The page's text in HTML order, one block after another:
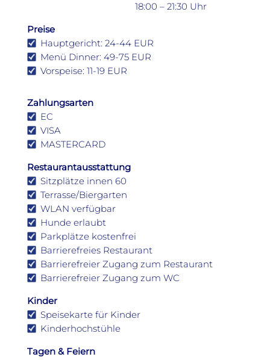
18:00 – 21:30 Uhr
Preise
Hauptgericht: 24-44 EUR
Menü Dinner: 49-75 EUR
Vorspeise: 11-19 EUR
Zahlungsarten
EC
VISA
MASTERCARD
Restaurantausstattung
Sitzplätze innen 60
Terrasse/Biergarten
WLAN verfügbar
Hunde erlaubt
Parkplätze kostenfrei
Barrierefreies Restaurant
Barrierefreier Zugang zum Restaurant
Barrierefreier Zugang zum WC
Kinder
Speisekarte für Kinder
Kinderhochstühle
Tagen & Feiern